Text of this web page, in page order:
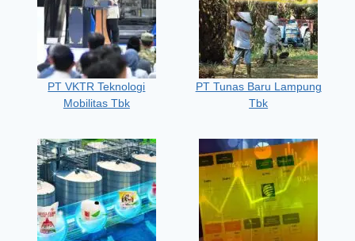
PT VKTR Teknologi
Mobilitas Tbk
PT Tunas Baru Lampung
Tbk